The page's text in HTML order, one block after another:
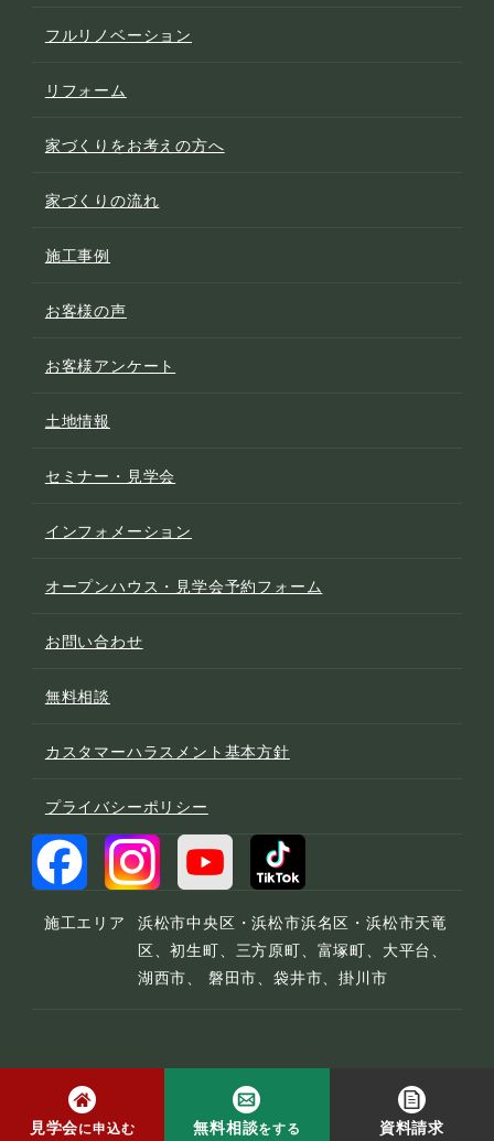
フルリノベーション
リフォーム
家づくりをお考えの方へ
家づくりの流れ
施工事例
お客様の声
お客様アンケート
土地情報
セミナー・見学会
インフォメーション
オープンハウス・見学会予約フォーム
お問い合わせ
無料相談
カスタマーハラスメント基本方針
プライバシーポリシー
施工エリア
浜松市中央区・浜松市浜名区・浜松市天竜
区、初生町、三方原町、富塚町、大平台、
湖西市、 磐田市、袋井市、掛川市
見学会に申込む 無料相談をする 資料請求
© 2022 宮下工務店